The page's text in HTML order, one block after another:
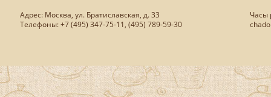
Адрес: Москва, ул. Братиславская, д. 33
Телефоны: +7 (495) 347-75-11, (495) 789-59-30
Часы